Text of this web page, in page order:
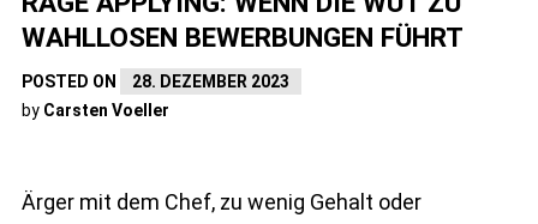
WAHLLOSEN BEWERBUNGEN FÜHRT
POSTED ON
28. DEZEMBER 2023
by Carsten Voeller
Ärger mit dem Chef, zu wenig Gehalt oder